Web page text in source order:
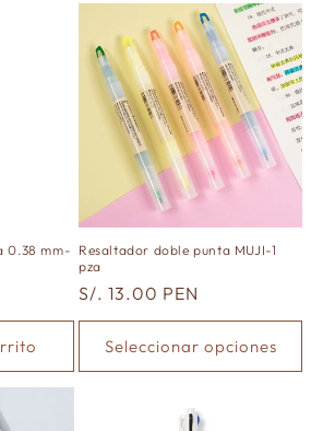
0.38 mm- Resaltador doble punta MUJI-1
pza
Precio
habitual
S/. 13.00 PEN
Seleccionar opciones